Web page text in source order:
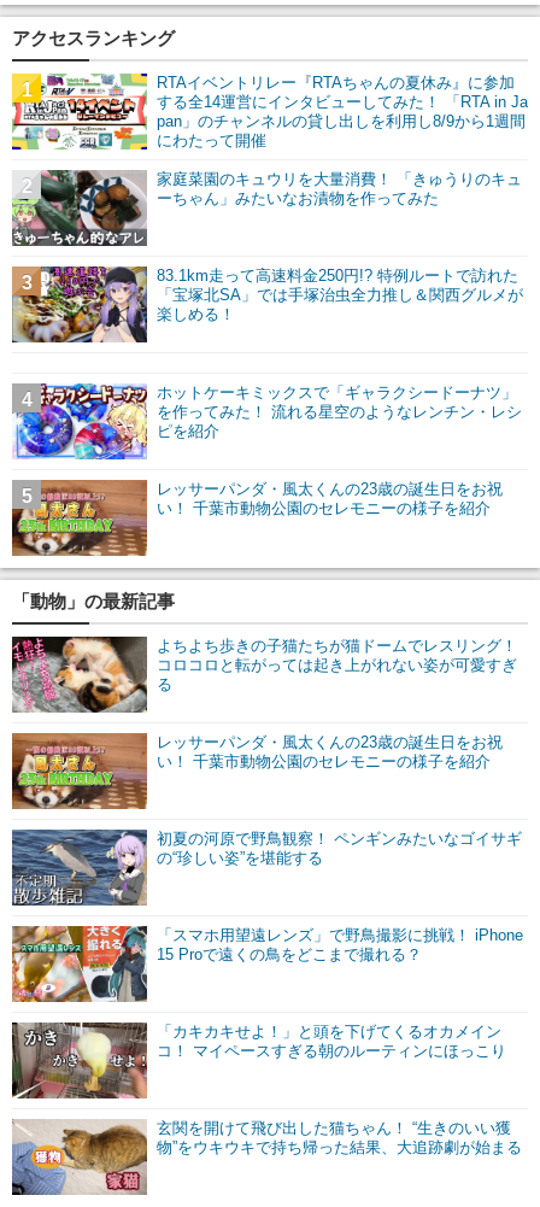
アクセスランキング
RTAイベントリレー『RTAちゃんの夏休み』に参加
する全14運営にインタビューしてみた！ 「RTA in Ja
pan」のチャンネルの貸し出しを利用し8/9から1週間
にわたって開催
1
家庭菜園のキュウリを大量消費！ 「きゅうりのキュ
ーちゃん」みたいなお漬物を作ってみた
2
83.1km走って高速料金250円!? 特例ルートで訪れた
「宝塚北SA」では手塚治虫全力推し＆関西グルメが
楽しめる！
3
ホットケーキミックスで「ギャラクシードーナツ」
を作ってみた！ 流れる星空のようなレンチン・レシ
ピを紹介
4
レッサーパンダ・風太くんの23歳の誕生日をお祝
い！ 千葉市動物公園のセレモニーの様子を紹介
5
「動物」の最新記事
よちよち歩きの子猫たちが猫ドームでレスリング！
コロコロと転がっては起き上がれない姿が可愛すぎ
る
レッサーパンダ・風太くんの23歳の誕生日をお祝
い！ 千葉市動物公園のセレモニーの様子を紹介
初夏の河原で野鳥観察！ ペンギンみたいなゴイサギ
の“珍しい姿”を堪能する
「スマホ用望遠レンズ」で野鳥撮影に挑戦！ iPhone
15 Proで遠くの鳥をどこまで撮れる？
「カキカキせよ！」と頭を下げてくるオカメイン
コ！ マイペースすぎる朝のルーティンにほっこり
玄関を開けて飛び出した猫ちゃん！ “生きのいい獲
物”をウキウキで持ち帰った結果、大追跡劇が始まる